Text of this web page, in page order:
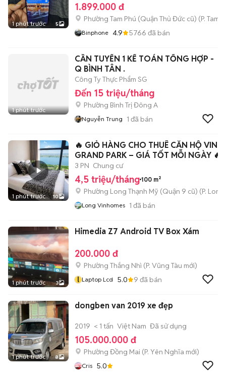
1 phút trước 5
1.899.000 đ
Phường Tam Phú (Quận Thủ Đức cũ) (P. Tam
Binphone 4.9 5766 đã bán
1 phút trước
CẦN TUYỂN 1 KẾ TOÁN TỔNG HỢP -
Q BÌNH TÂN .
Công Ty Thực Phẩm SG
Đến 15 triệu/tháng
Phường Bình Trị Đông A
Nguyễn Trung 1 đã bán
1 phút trước 10
🔥 GIỎ HÀNG CHO THUÊ CĂN HỘ
GRAND PARK – GIÁ TỐT MỖI NGÀY 🔥
3 PN Chung cư
4,5 triệu/tháng 100 m²
Phường Long Thạnh Mỹ (Quận 9 cũ) (P.
Long Vinhomes 1 đã bán
1 phút trước 3
Himedia Z7 Android TV Box Xám
200.000 đ
Phường Thắng Nhì (P. Vũng Tàu mới)
l Laptop Lcd 5.0 9 đã bán
1 phút trước 8
dongben van 2019 xe đẹp
2019 < 1 tấn Việt Nam Đã sử dụng
105.000.000 đ
Phường Đồng Mai (P. Yên Nghĩa mới)
Cris 5.0